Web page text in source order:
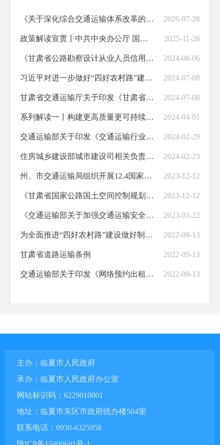
《关于深化综合交通运输体系改革的意见》政策解读 2026-07-28
政策解读宣贯丨中共中央办公厅 国务院办公厅关于加快建设统一开放的交通运输市场的意见 2025-11-26
《甘肃省公路勘察设计从业人员信用评价实施细则（试行）》主要修订条款解读 2024-08-06
习近平对进一步做好“四好农村路”建设作出重要指示强调：持续发力久久为功 推动“四好农村路”高质量发展 2024-07-08
甘肃省交通运输厅关于印发《甘肃省公路水运建设市场信用信息管理办法》的通知（甘交规范〔2024〕4号） 2024-07-08
系列解读一丨构建更高质量更可持续农村运输服务体系 2024-04-01
交通运输部关于印发《交通运输行业标准管理办法》的通知 2024-02-29
住房城乡建设部城市建设司相关负责人解读《关于全面推进城市综合交通体系建设的指导意见》 2024-02-23
州、市交通运输局组织开展12.4国家宪法日集中宣传活动 2023-12-12
《甘肃省国家公路国土空间控制规划2021-2035年）》编制成果通过审议 2023-12-12
《交通运输部关于加强交通运输安全生产标准化建设的指导意见》解读 2023-03-22
为全面推进“四好农村路”建设做好制度保障 2022-09-13
甘肃省道路运输条例 2022-09-13
交通运输部关于印发《网络预约出租汽车监管信息交互平台运行管理办法》的通知 2022-09-13
主办：临夏市人民政府
承办：临夏市人民政府办公室
网站标识码：6229010001
地址：临夏市东区市政府统办楼504室
联系电话：0930-6325958